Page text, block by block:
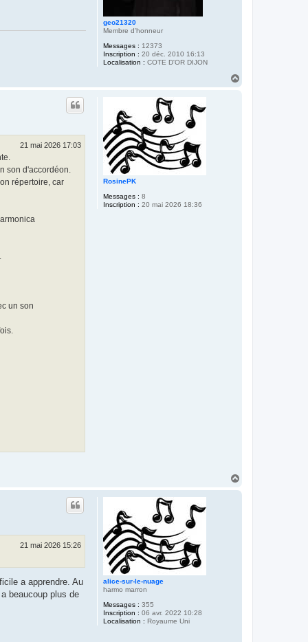
geo21320
Membre d'honneur
Messages : 12373
Inscription : 20 déc. 2010 16:13
Localisation : COTE D'OR DIJON
RosinePK
Messages : 8
Inscription : 20 mai 2026 18:36
21 mai 2026 17:03
son d'accordéon.
répertoire, car
un son
alice-sur-le-nuage
harmo marron
Messages : 355
Inscription : 06 avr. 2022 10:28
Localisation : Royaume Uni
21 mai 2026 15:26
a apprendre. Au
beaucoup plus de